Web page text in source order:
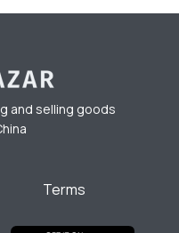
and selling goods
Terms